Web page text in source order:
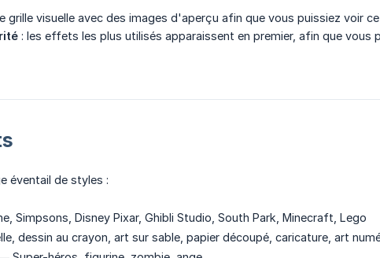
visuelle avec des images d'aperçu afin que vous puissiez voir
: les effets les plus utilisés apparaissent en premier, afin que vous
éventail de styles :
Simpsons, Disney Pixar, Ghibli Studio, South Park, Minecraft, Lego
dessin au crayon, art sur sable, papier découpé, caricature, art